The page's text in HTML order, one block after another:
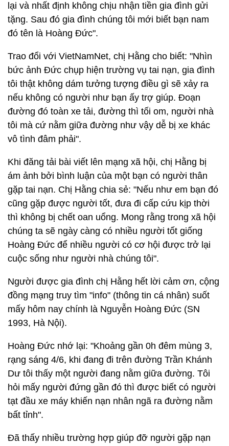
lại và nhất định không chịu nhận tiền gia đình gửi
tặng. Sau đó gia đình chúng tôi mới biết bạn nam
đó tên là Hoàng Đức".
Trao đổi với VietNamNet, chị Hằng cho biết: "Nhìn
bức ảnh Đức chụp hiện trường vụ tai nạn, gia đình
tôi thật không dám tưởng tượng điều gì sẽ xảy ra
nếu không có người như bạn ấy trợ giúp. Đoạn
đường đó toàn xe tải, đường thì tối om, người nhà
tôi mà cứ nằm giữa đường như vậy dễ bị xe khác
vô tình đâm phải".
Khi đăng tải bài viết lên mạng xã hội, chị Hằng bị
ám ảnh bởi bình luận của một bạn có người thân
gặp tai nạn. Chị Hằng chia sẻ: "Nếu như em bạn đó
cũng gặp được người tốt, đưa đi cấp cứu kịp thời
thì không bị chết oan uổng. Mong rằng trong xã hội
chúng ta sẽ ngày càng có nhiều người tốt giống
Hoàng Đức để nhiều người có cơ hội được trở lại
cuộc sống như người nhà chúng tôi".
Người được gia đình chị Hằng hết lời cảm ơn, cộng
đồng mạng truy tìm "info" (thông tin cá nhân) suốt
mấy hôm nay chính là Nguyễn Hoàng Đức (SN
1993, Hà Nội).
Hoàng Đức nhớ lại: "Khoảng gần 0h đêm mùng 3,
rạng sáng 4/6, khi đang đi trên đường Trần Khánh
Dư tôi thấy một người đang nằm giữa đường. Tôi
hỏi mấy người đứng gần đó thì được biết có người
tạt đầu xe máy khiến nạn nhân ngã ra đường nằm
bất tỉnh".
Đã thấy nhiều trường hợp giúp đỡ người gặp nạn